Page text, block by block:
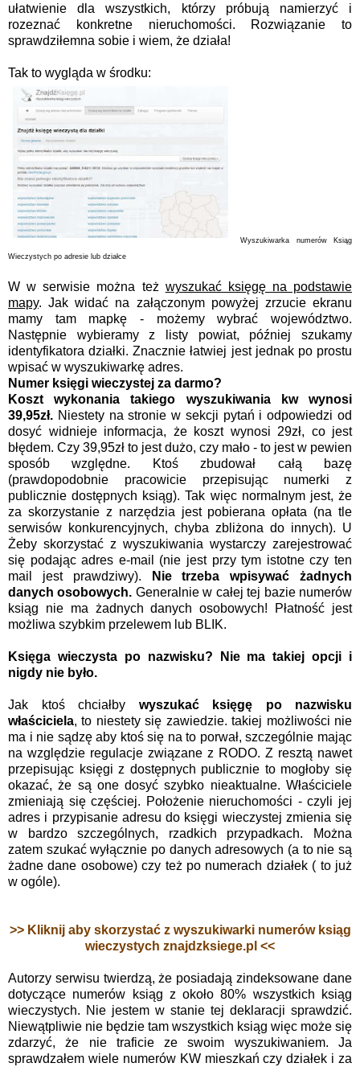
ułatwienie dla wszystkich, którzy próbują namierzyć i
rozeznać konkretne nieruchomości. Rozwiązanie to
sprawdziłemna sobie i wiem, że działa!
Tak to wygląda w środku:
Wyszukiwarka numerów Ksiąg
Wieczystych po adresie lub działce
W w serwisie można też wyszukać księgę na podstawie
mapy. Jak widać na załączonym powyżej zrzucie ekranu
mamy tam mapkę - możemy wybrać województwo.
Następnie wybieramy z listy powiat, później szukamy
identyfikatora działki. Znacznie łatwiej jest jednak po prostu
wpisać w wyszukiwarkę adres.
Numer księgi wieczystej za darmo?
Koszt wykonania takiego wyszukiwania kw wynosi
39,95zł. Niestety na stronie w sekcji pytań i odpowiedzi od
dosyć widnieje informacja, że koszt wynosi 29zł, co jest
błędem. Czy 39,95zł to jest dużo, czy mało - to jest w pewien
sposób względne. Ktoś zbudował całą bazę
(prawdopodobnie pracowicie przepisując numerki z
publicznie dostępnych ksiąg). Tak więc normalnym jest, że
za skorzystanie z narzędzia jest pobierana opłata (na tle
serwisów konkurencyjnych, chyba zbliżona do innych). U
Żeby skorzystać z wyszukiwania wystarczy zarejestrować
się podając adres e-mail (nie jest przy tym istotne czy ten
mail jest prawdziwy).
Nie trzeba wpisywać żadnych
danych osobowych. Generalnie w całej tej bazie numerów
ksiąg nie ma żadnych danych osobowych! Płatność jest
możliwa szybkim przelewem lub BLIK.
Księga wieczysta po nazwisku? Nie ma takiej opcji i
nigdy nie było.
Jak ktoś chciałby wyszukać księgę po nazwisku
właściciela, to niestety się zawiedzie. takiej możliwości nie
ma i nie sądzę aby ktoś się na to porwał, szczególnie mając
na względzie regulacje związane z RODO. Z resztą nawet
przepisując księgi z dostępnych publicznie to mogłoby się
okazać, że są one dosyć szybko nieaktualne. Właściciele
zmieniają się częściej. Położenie nieruchomości - czyli jej
adres i przypisanie adresu do księgi wieczystej zmienia się
w bardzo szczególnych, rzadkich przypadkach. Można
zatem szukać wyłącznie po danych adresowych (a to nie są
żadne dane osobowe) czy też po numerach działek ( to już
w ogóle).
>> Kliknij aby skorzystać z wyszukiwarki numerów ksiąg
wieczystych znajdzksiege.pl <<
Autorzy serwisu twierdzą, że posiadają zindeksowane dane
dotyczące numerów ksiąg z około 80% wszystkich ksiąg
wieczystych. Nie jestem w stanie tej deklaracji sprawdzić.
Niewątpliwie nie będzie tam wszystkich ksiąg więc może się
zdarzyć, że nie traficie ze swoim wyszukiwaniem. Ja
sprawdzałem wiele numerów KW mieszkań czy działek i za